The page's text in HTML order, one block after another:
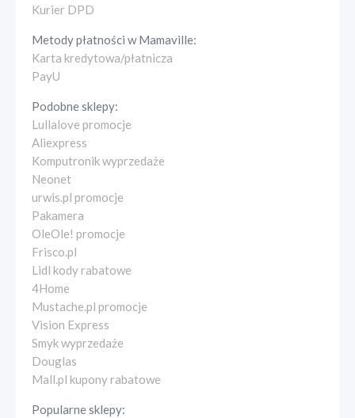
Kurier DPD
Metody płatności wMamaville:
Karta kredytowa/płatnicza
PayU
Podobne sklepy:
Lullalove promocje
Aliexpress
Komputronik wyprzedaże
Neonet
urwis.pl promocje
Pakamera
OleOle! promocje
Frisco.pl
Lidl kody rabatowe
4Home
Mustache.pl promocje
Vision Express
Smyk wyprzedaże
Douglas
Mall.pl kupony rabatowe
Popularne sklepy: